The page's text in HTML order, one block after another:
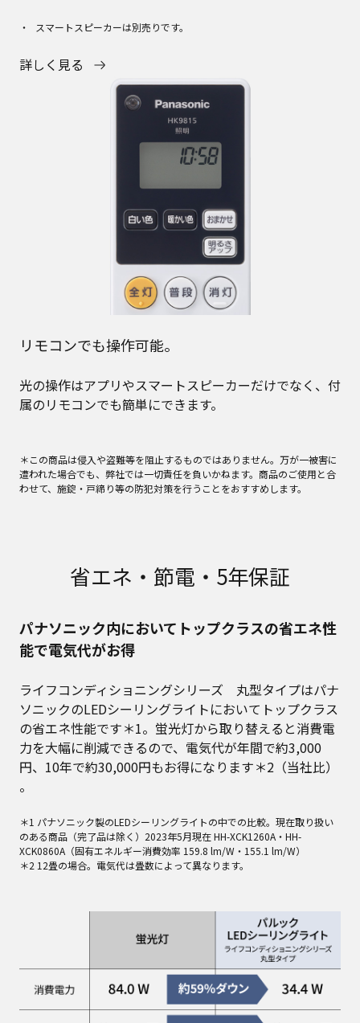
スマートスピーカーは別売りです。
詳しく見る
リモコンでも操作可能。
光の操作はアプリやスマートスピーカーだけでなく、付
属のリモコンでも簡単にできます。
＊この商品は侵入や盗難等を阻止するものではありません。万が一被害に
遭われた場合でも、弊社では一切責任を負いかねます。商品のご使用と合
わせて、施錠・戸締り等の防犯対策を行うことをおすすめします。
省エネ・節電・5年保証
パナソニック内においてトップクラスの省エネ性
能で電気代がお得
ライフコンディショニングシリーズ 丸型タイプはパナ
ソニックのLEDシーリングライトにおいてトップクラス
の省エネ性能です＊1。蛍光灯から取り替えると消費電
力を大幅に削減できるので、電気代が年間で約3,000
円、10年で約30,000円もお得になります＊2（当社比）
。
＊1 パナソニック製のLEDシーリングライトの中での比較。現在取り扱い
のある商品（完了品は除く）2023年5月現在 HH-XCK1260A・HH-
XCK0860A（固有エネルギー消費効率 159.8 lm/W・155.1 lm/W）
＊2 12畳の場合。電気代は畳数によって異なります。